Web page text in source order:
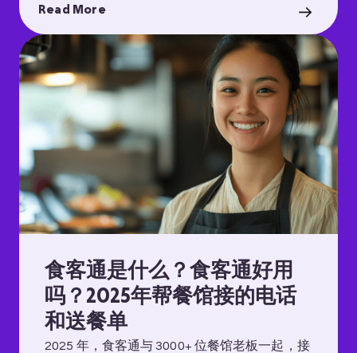
Read More
食客通是什么？食客通好用
吗？2025年帮餐馆接的电话
和送餐单
2025 年，食客通与 3000+ 位餐馆老板一起，接